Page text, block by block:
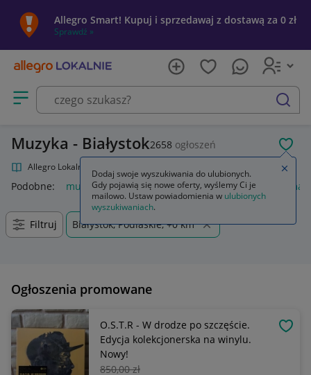
Allegro Smart! Kupuj i sprzedawaj z dostawą za 0 zł
Sprawdź »
Otwórz menu z kategoriami
szukaj
Muzyka - Białystok2658 ogłoszeń
Allegro Lokalnie
Podobne: muzyka płyty cd muzyka pendrive muzyka
Filtruj Białystok, Podlaskie, +0 km
Ogłoszenia promowane
O.S.T.R - W drodze po szczęście.
Edycja kolekcjonerska na winylu.
Nowy!
850,00 zł
Dodaj swoje wyszukiwania do ulubionych.
Gdy pojawią się nowe oferty, wyślemy Ci je
mailowo. Ustaw powiadomienia w ulubionych
wyszukiwaniach.